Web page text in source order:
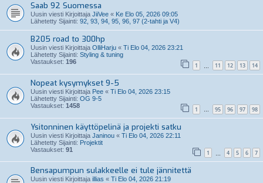
Saab 92 Suomessa
Uusin viesti Kirjoittaja JiiVee « Ke Elo 05, 2026 09:05
Lähetetty Sijainti: 92, 93, 94, 95, 96, 97 (2-tahti ja V4)
B205 road to 300hp
Uusin viesti Kirjoittaja OlliHarju « Ti Elo 04, 2026 23:21
Lähetetty Sijainti: Styling & tuning
Vastaukset: 196 1 11 12 13 14
Nopeat kysymykset 9-5
Uusin viesti Kirjoittaja Pee « Ti Elo 04, 2026 23:15
Lähetetty Sijainti: OG 9-5
Vastaukset: 1458 1 … 95 96 97 98
Ysitonninen käyttöpelinä ja projekti satku
Uusin viesti Kirjoittaja Janinou « Ti Elo 04, 2026 22:11
Lähetetty Sijainti: Projektit
Vastaukset: 91 1 4 5 6 7
Bensapumpun sulakkeelle ei tule jännitettä
Uusin viesti Kirjoittaja illias « Ti Elo 04, 2026 21:19